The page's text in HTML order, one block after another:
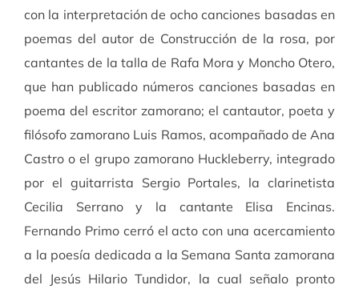
con la interpretación de ocho canciones basadas en
poemas del autor de Construcción de la rosa, por
cantantes de la talla de Rafa Mora y Moncho Otero,
que han publicado números canciones basadas en
poema del escritor zamorano; el cantautor, poeta y
filósofo zamorano Luis Ramos, acompañado de Ana
Castro o el grupo zamorano Huckleberry, integrado
por el guitarrista Sergio Portales, la clarinetista
Cecilia Serrano y la cantante Elisa Encinas.
Fernando Primo cerró el acto con una acercamiento
a la poesía dedicada a la Semana Santa zamorana
del Jesús Hilario Tundidor, la cual señalo pronto